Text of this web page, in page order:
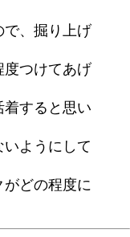
で、掘り上げ
度つけてあげ
着すると思い
ようにして
どの程度に